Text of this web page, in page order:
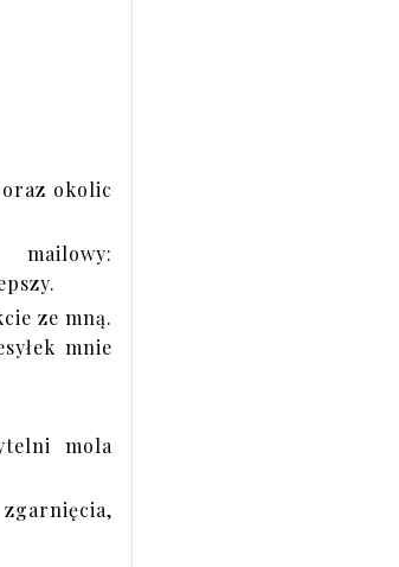
okolic
ze mną.
mnie
mola